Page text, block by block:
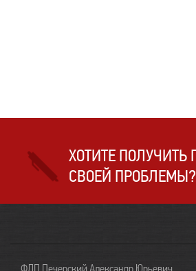
ХОТИТЕ
СВОЕЙ ПРОБЛЕМЫ?
ФЛП Печерский Александр Юрьевич.